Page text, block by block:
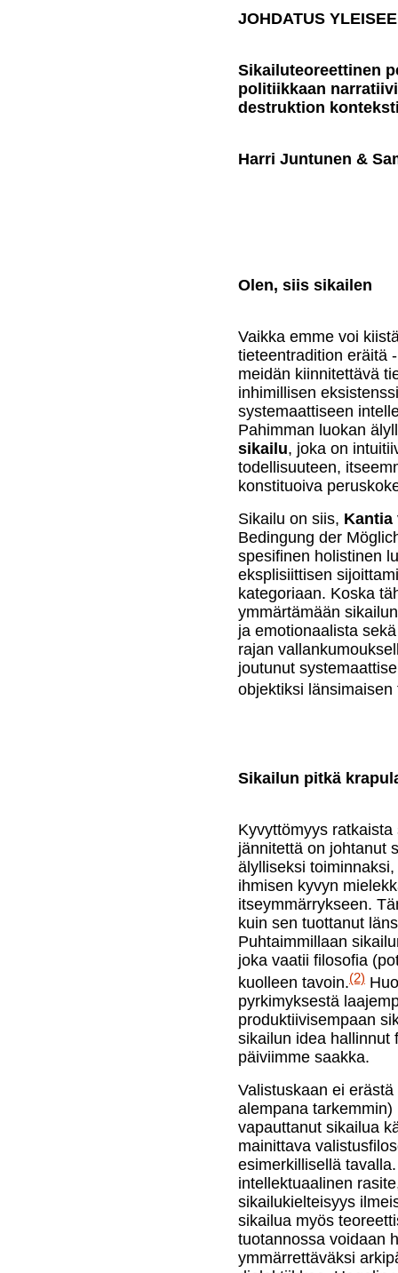
JOHDATUS
Sikailuteoreettinen
politiikkaan
destruktion
Harri Juntunen &
Olen, siis sikailen
Vaikka emme voi
tieteentradition eräitä
meidän kiinnitettävä
inhimillisen
systemaattiseen
Pahimman luokan
sikailu, joka on
todellisuuteen,
konstituoiva
Sikailu on siis, Kantia
Bedingung der
spesifinen holistinen
eksplisiittisen
kategoriaan. Koska
ymmärtämään
ja emotionaalista
rajan
joutunut
objektiksi
Sikailun pitkä
Kyvyttömyys
jännitettä on johtanut
älylliseksi
ihmisen kyvyn
itseymmärrykseen.
kuin sen tuottanut
Puhtaimmillaan
joka vaatii filosofia
kuolleen tavoin.(2)
pyrkimyksestä
produktiivisempaan
sikailun idea hallinnut
päiviimme saakka.
Valistuskaan ei
alempana
vapauttanut sikailua
mainittava
esimerkillisellä
intellektuaalinen
sikailukielteisyys
sikailua myös
tuotannossa voidaan
ymmärrettäväksi